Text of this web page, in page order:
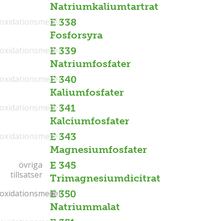
Natriumkaliumtartrat
E 338
Fosforsyra
E 339
Natriumfosfater
E 340
Kaliumfosfater
E 341
Kalciumfosfater
E 343
Magnesiumfosfater
E 345
Trimagnesiumdicitrat
övriga
tillsatser
övriga
tillsatser
E 350
Natriummalat